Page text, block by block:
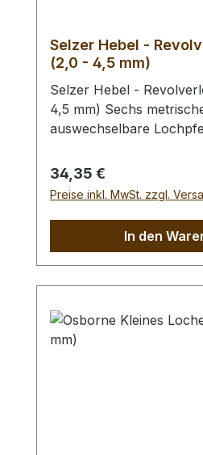
Selzer Hebel -
(2,0 - 4,5 mm)
Selzer Hebel -
4,5 mm) Sechs
auswechselbare
4,0 und 4,5 mm. Mit
gewählten
Automatischer
Kunststoffgriffen.
patentrechtlich
Remscheid /
Kraftersparnis von ca.
von Leder und ähnlichen
Regulärer Preis:
34,35 €
Preise inkl. MwSt. zzgl.
In den